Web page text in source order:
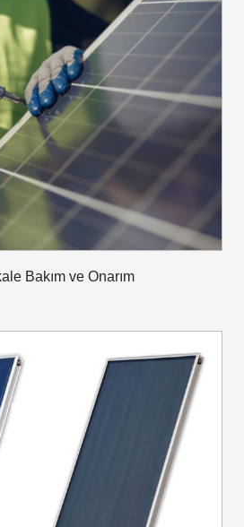
Bakım ve Onarım